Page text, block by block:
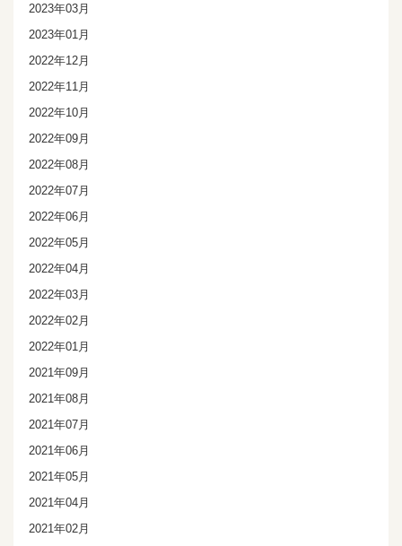
2023年03月
2023年01月
2022年12月
2022年11月
2022年10月
2022年09月
2022年08月
2022年07月
2022年06月
2022年05月
2022年04月
2022年03月
2022年02月
2022年01月
2021年09月
2021年08月
2021年07月
2021年06月
2021年05月
2021年04月
2021年02月